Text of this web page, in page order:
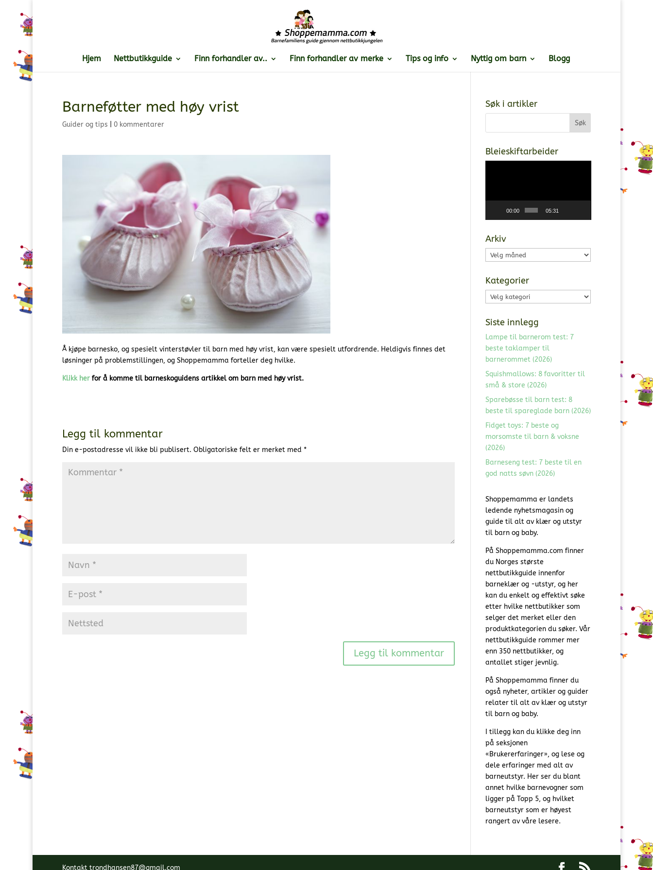
Hjem Nettbutikkguide Finn forhandler av.. Finn forhandler av merke Tips og info Nyttig om barn Blogg
Barneføtter med høy vrist
Guider og tips 0 kommentarer
Å kjøpe barnesko, og spesielt vinterstøvler til barn med høy vrist, kan være spesielt utfordrende. Heldigvis finnes det
løsninger på problemstillingen, og Shoppemamma forteller deg hvilke.
Klikk herfor å komme til barneskoguidens artikkel om barn med høy vrist.
Legg til kommentar
Din e-postadresse vil ikke bli publisert. Obligatoriske felt er merket med *
Søk i artikler
Bleieskiftarbeider
00:00 05:31
Arkiv
Arkiv
Kategorier
Kategorier
Siste innlegg
Lampe til barnerom test: 7
beste taklamper til
barnerommet (2026)
Squishmallows: 8 favoritter til
små & store (2026)
Sparebøsse til barn test: 8
beste til spareglade barn (2026)
Fidget toys: 7 beste og
morsomste til barn & voksne
(2026)
Barneseng test: 7 beste til en
god natts søvn (2026)
Shoppemamma er landets
ledende nyhetsmagasin og
guide til alt av klær og utstyr
til barn og baby.
På Shoppemamma.com finner
du Norges største
nettbutikkguide innenfor
barneklær og -utstyr, og her
kan du enkelt og effektivt søke
etter hvilke nettbutikker som
selger det merket eller den
produktkategorien du søker. Vår
nettbutikkguide rommer mer
enn 350 nettbutikker, og
antallet stiger jevnlig.
På Shoppemamma finner du
også nyheter, artikler og guider
relater til alt av klær og utstyr
til barn og baby.
I tillegg kan du klikke deg inn
på seksjonen
«Brukererfaringer», og lese og
dele erfaringer med alt av
barneutstyr. Her ser du blant
annet hvilke barnevogner som
ligger på Topp 5, og hvilket
barneutstyr som er høyest
rangert av våre lesere.
Kontakt trondhansen87@gmail.com